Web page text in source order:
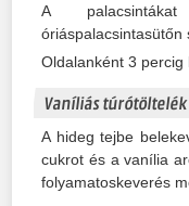
A
óriáspalacsintasütőn
Oldalanként 3 percig
Vaníliás
A hideg tejbe
cukrot és a vanília
folyamatoskeverés